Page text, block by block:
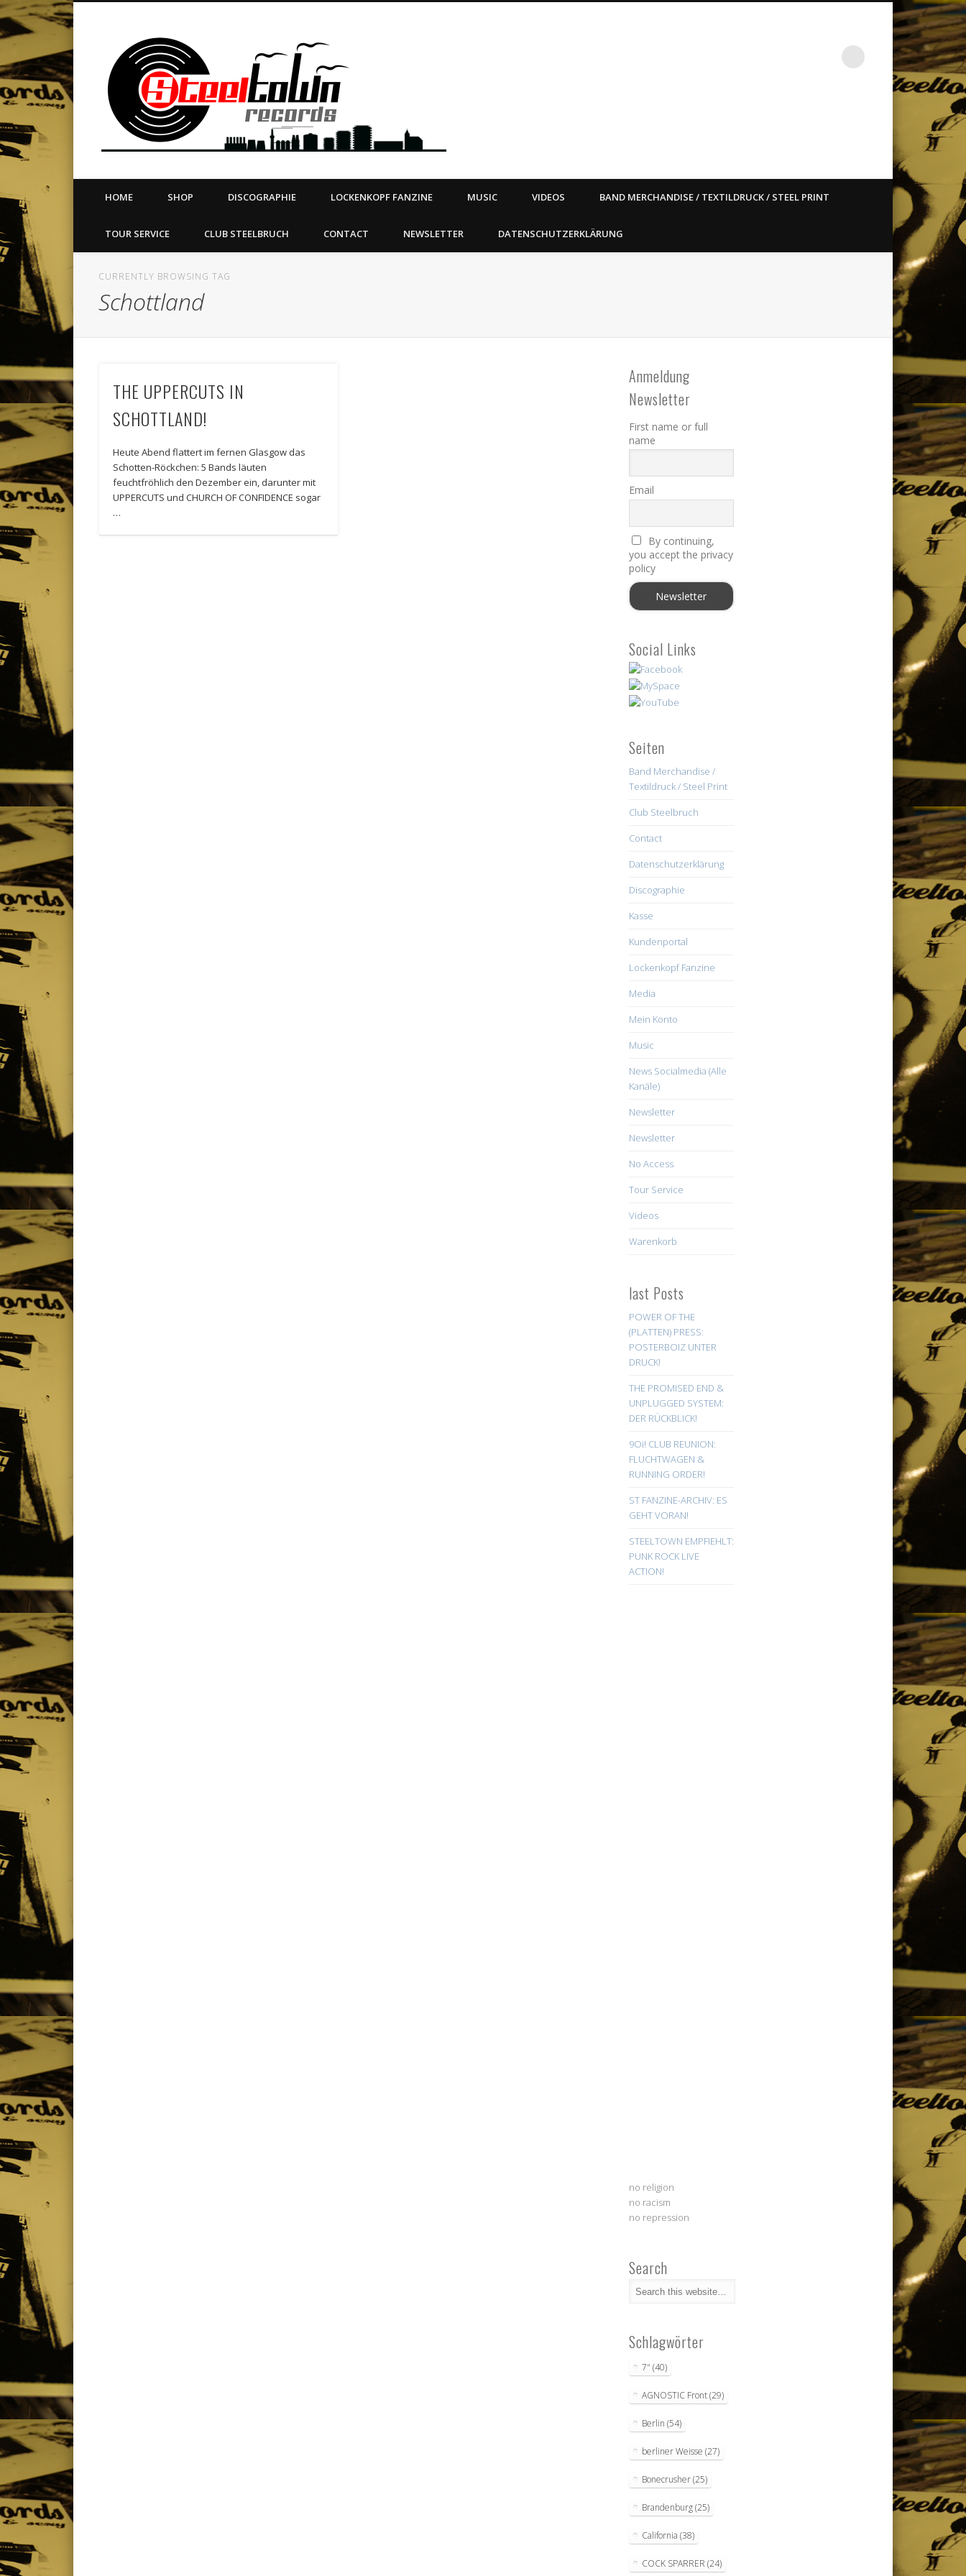
Steeltown Records – East ain`t dead so straight
LABEL | MERCH | PRINT | DIY | FANZINE | TOURSERVICE | BOOKING
VimeoDribble LinkedIn
HOME SHOP DISCOGRAPHIE LOCKENKOPF FANZINE MUSIC VIDEOS BAND MERCHANDISE / TEXTILDRUCK / STEEL PRINT
TOUR SERVICE CLUB STEELBRUCH CONTACT NEWSLETTER DATENSCHUTZERKLÄRUNG
CURRENTLY BROWSING TAG
Schottland
THE UPPERCUTS IN
SCHOTTLAND!
Heute Abend flattert im fernen Glasgow das
Schotten-Röckchen: 5 Bands läuten
feuchtfröhlich den Dezember ein, darunter mit
UPPERCUTS und CHURCH OF CONFIDENCE sogar
…
Anmeldung
Newsletter
First name or full
name
Email
By continuing,
you accept the privacy
policy
Social Links
Seiten
Band Merchandise /
Textildruck / Steel Print
Club Steelbruch
Contact
Datenschutzerklärung
Discographie
Kasse
Kundenportal
Lockenkopf Fanzine
Media
Mein Konto
Music
News Socialmedia (Alle
Kanäle)
Newsletter
Newsletter
No Access
Tour Service
Videos
Warenkorb
last Posts
POWER OF THE
(PLATTEN) PRESS:
POSTERBOIZ UNTER
DRUCK!
THE PROMISED END &
UNPLUGGED SYSTEM:
DER RÜCKBLICK!
9Oi! CLUB REUNION:
FLUCHTWAGEN &
RUNNING ORDER!
ST FANZINE-ARCHIV: ES
GEHT VORAN!
STEELTOWN EMPFIEHLT:
PUNK ROCK LIVE
ACTION!
no religion
no racism
no repression
Search
Schlagwörter
7" (40)
AGNOSTIC Front(29)
Berlin (54)
berliner Weisse (27)
Bonecrusher(25)
Brandenburg(25)
California (38)
COCK SPARRER (24)